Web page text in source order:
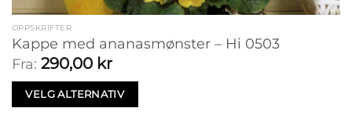
OPPSKRIFTER
Kappe med ananasmønster – Hi 0503
Fra: 290,00 kr
VELG ALTERNATIV